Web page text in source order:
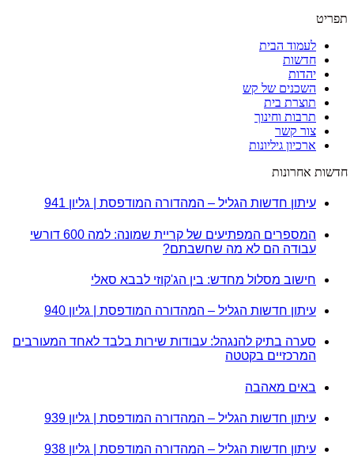
תפריט
לעמוד הבית
חדשות
יהדות
השכנים של קש
תוצרת בית
תרבות וחינוך
צור קשר
ארכיון גיליונות
חדשות אחרונות
עיתון חדשות הגליל – המהדורה המודפסת | גליון 941
המספרים המפתיעים של קריית שמונה: למה 600 דורשי
עבודה הם לא מה שחשבתם?
חישוב מסלול מחדש: בין הג'קוזי לבבא סאלי
עיתון חדשות הגליל – המהדורה המודפסת | גליון 940
סערה בתיק להנגהל: עבודות שירות בלבד לאחד המעורבים
המרכזיים בקטטה
באים מאהבה
עיתון חדשות הגליל – המהדורה המודפסת | גליון 939
עיתון חדשות הגליל – המהדורה המודפסת | גליון 938